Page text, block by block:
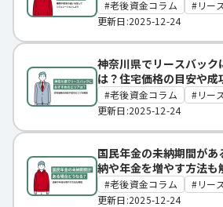
老後資金コラム
リー
更新日:2025-12-24
神奈川県でリースバッ
は？住宅価格の目安や成
老後資金コラム
リー
更新日:2025-12-24
国民年金の未納期間が
納や年金を増やす方法も
老後資金コラム
リー
更新日:2025-12-24